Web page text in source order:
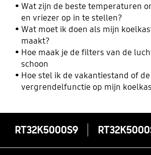
Wat zijn de beste temperaturen
en vriezer op in te stellen?
Wat moet ik doen als mijn
maakt?
Hoe maak je de filters van de
schoon
Hoe stel ik de vakantiestand of de
vergrendelfunctie op mijn
RT32K5000S9